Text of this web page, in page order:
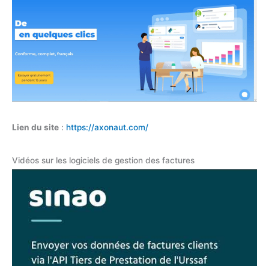
Lien du site : https://axonaut.com/
Vidéos sur les logiciels de gestion des factures